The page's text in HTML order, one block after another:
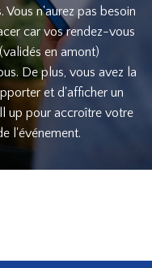
Vous n'aurez pas besoin
car vos rendez-vous
en amont)
De plus, vous avez la
et d'afficher un
up pour accroître votre
l'événement.